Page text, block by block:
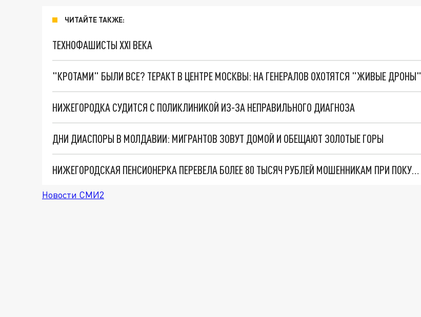
ЧИТАЙТЕ ТАКЖЕ:
ТЕХНОФАШИСТЫ XXI ВЕКА
"КРОТАМИ" БЫЛИ ВСЕ? ТЕРАКТ В ЦЕНТРЕ МОСКВЫ: НА ГЕНЕРАЛОВ ОХОТЯТСЯ "ЖИВЫЕ ДРОНЫ"
НИЖЕГОРОДКА СУДИТСЯ С ПОЛИКЛИНИКОЙ ИЗ-ЗА НЕПРАВИЛЬНОГО ДИАГНОЗА
ДНИ ДИАСПОРЫ В МОЛДАВИИ: МИГРАНТОВ ЗОВУТ ДОМОЙ И ОБЕЩАЮТ ЗОЛОТЫЕ ГОРЫ
НИЖЕГОРОДСКАЯ ПЕНСИОНЕРКА ПЕРЕВЕЛА БОЛЕЕ 80 ТЫСЯЧ РУБЛЕЙ МОШЕННИКАМ ПРИ ПОКУПКЕ ПУТЁВКИ В АБАХАЗИЮ
Новости СМИ2